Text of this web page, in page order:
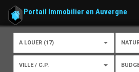
Portail Immobilier en Auvergne
A LOUER (17)
VILLE / C.P.